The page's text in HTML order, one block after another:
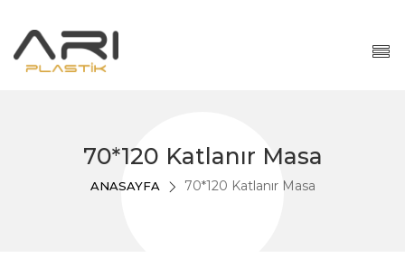
70*120 Katlanır Masa
ANASAYFA 70*120 Katlanır Masa